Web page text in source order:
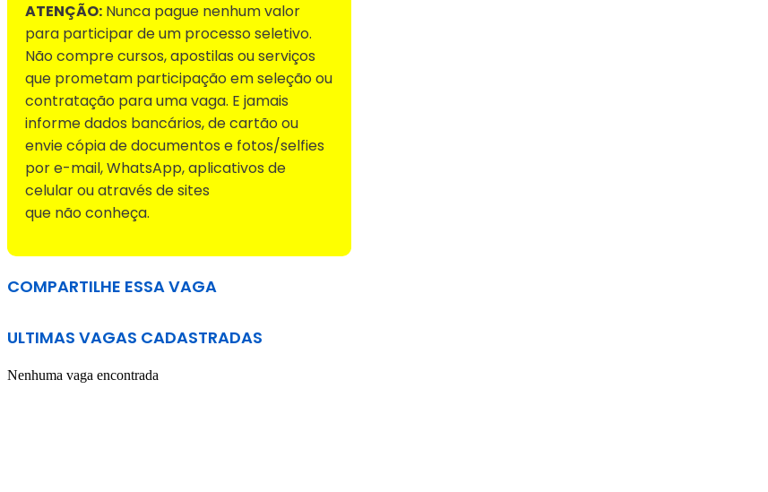
ATENÇÃO: Nunca pague nenhum valor
para participar de um processo seletivo.
Não compre cursos, apostilas ou serviços
que prometam participação em seleção ou
contratação para uma vaga. E jamais
informe dados bancários, de cartão ou
envie cópia de documentos e fotos/selfies
por e-mail, WhatsApp, aplicativos de
celular ou através de sites
que não conheça.
COMPARTILHE ESSA VAGA
ULTIMAS VAGAS CADASTRADAS
Nenhuma vaga encontrada